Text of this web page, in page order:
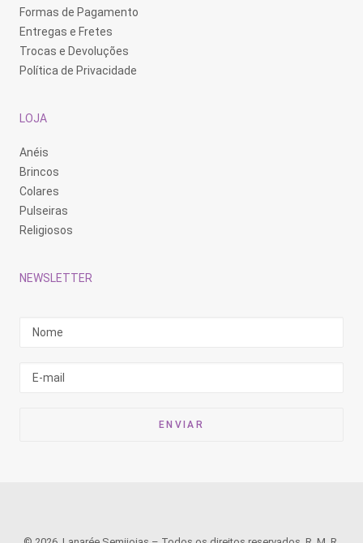
Formas de Pagamento
Entregas e Fretes
Trocas e Devoluções
Política de Privacidade
LOJA
Anéis
Brincos
Colares
Pulseiras
Religiosos
NEWSLETTER